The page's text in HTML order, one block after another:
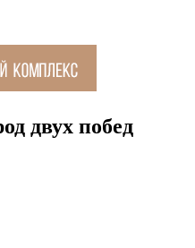
двух побед